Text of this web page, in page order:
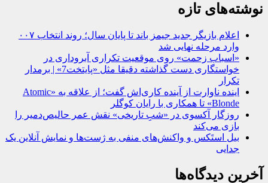
نوشته‌های تازه
اعلام بازیگر جدید جیمز باند تا پایان سال؛ روند انتخاب ۰۰۷
وارد مرحله نهایی شد
«اسباب زحمت» روی موقعیت تکراری آبروداری در
خواستگاری دست گذاشته دقیقا مثل «پایتخت7» | برمدار
تکرار
اینده ناوارت از آینده کاری‌اش گفت؛ از علاقه به «Atomic
Blonde» تا همکاری با رایان کوگلر
روزگار آکسوی در «شبِ تاریخی» نقش عمر حالیص‌دمیر را
بازی می‌کند
بیل استَکس و واکنش‌های منفی به ژست‌ها و نمایش آنلاین یک
جدایی
آخرین دیدگاه‌ها